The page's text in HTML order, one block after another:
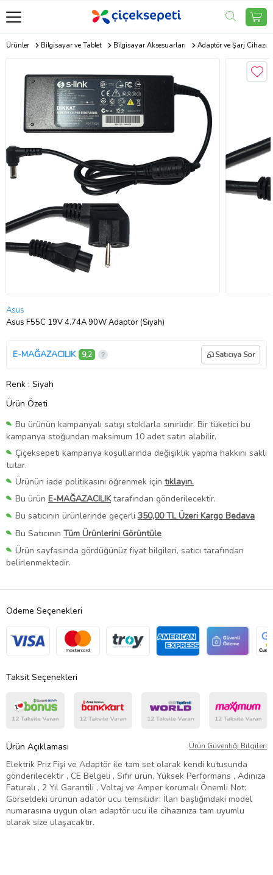
Ürünler Bilgisayar ve Tablet Bilgisayar Aksesuarları Adaptör ve Şarj Cihazı
Asus
Asus F55C 19V 4.74A 90W Adaptör (Siyah)
E-MAĞAZACILIK 9,2 Satıcıya Sor
Renk : Siyah
Ürün Özeti
Bu ürünün kampanyalı satışı stoklarla sınırlıdır. Bir tüketici bu
kampanya stoğundan maksimum 10 adet satın alabilir.
Çiçeksepeti kampanya koşullarında değişiklik yapma hakkını saklı
tutar.
Ürünün iade politikasını öğrenmek için tıklayın.
Bu ürün E-MAĞAZACILIKtarafından gönderilecektir.
Bu satıcının ürünlerinde geçerli 350,00 TL Üzeri Kargo Bedava
Bu Satıcının Tüm Ürünlerini Görüntüle
Ürün sayfasında gördüğünüz fiyat bilgileri, satıcı tarafından
belirlenmektedir.
Ödeme Seçenekleri
Taksit Seçenekleri
Ürün Açıklaması Ürün Güvenliği Bilgileri
Elektrik Priz Fişi ve Adaptör ile tam set olarak kendi kutusunda
gönderilecektir , CE Belgeli , Sıfır ürün, Yüksek Performans , Adınıza
Faturalı , 2 Yıl Garantili , Voltaj ve Amper korumalı Önemli Not:
Görseldeki ürünün adatör ucu temsilidir. İlan başlığındaki model
numarasına uygun olan adaptör ucu ile cihazınıza tam uyumlu
olarak size ulaşacaktır.